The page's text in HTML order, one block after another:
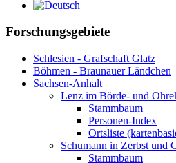
Forschungsgebiete
Schlesien - Grafschaft Glatz
Böhmen - Braunauer Ländchen
Sachsen-Anhalt
Lenz im Börde- und
Stammbaum
Personen-Index
Ortsliste
Schumann in Zerbst und
Stammbaum